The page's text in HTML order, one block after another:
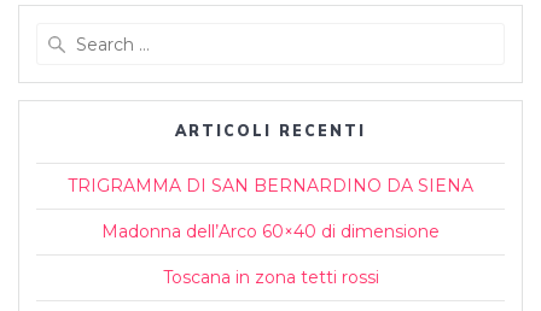
ARTICOLI RECENTI
TRIGRAMMA DI SAN BERNARDINO DA SIENA
Madonna dell’Arco 60×40 di dimensione
Toscana in zona tetti rossi